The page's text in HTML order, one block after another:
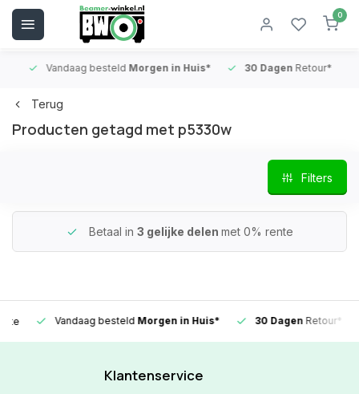
0
Vandaag besteldMorgen in Huis* 30 DagenRetour*
Terug
Producten getagd met p5330w
Filters
Betaal in 3 gelijke delen met 0% rente
Vandaag besteldMorgen in Huis* 30 DagenRetour*
Klantenservice